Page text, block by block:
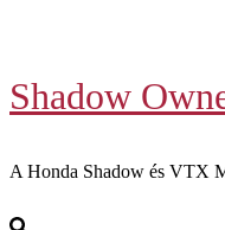
Shadow
A Honda Shadow és VTX
Search